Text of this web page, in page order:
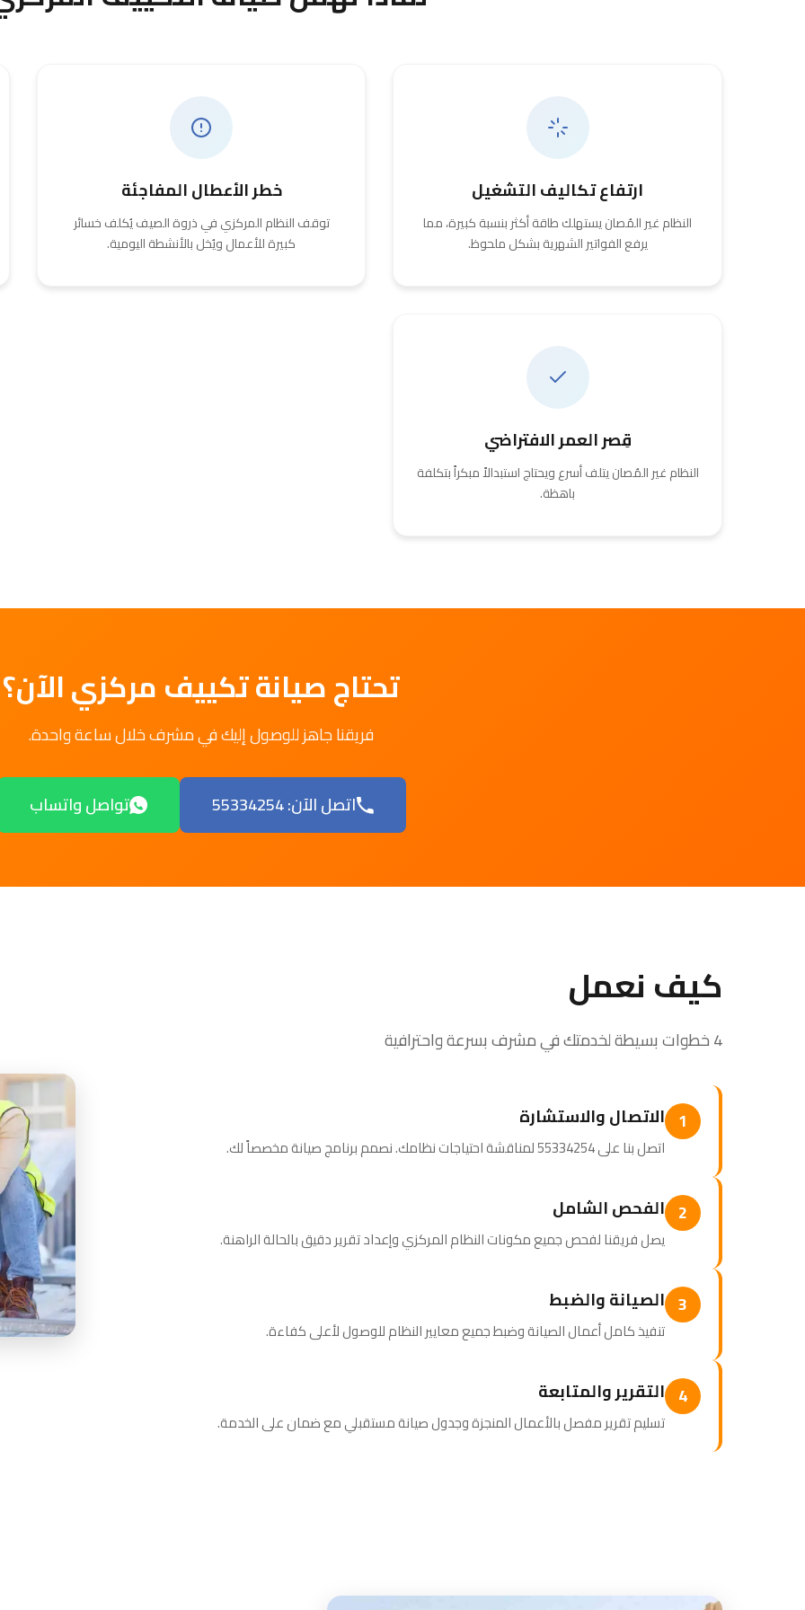
ارتفاع تكاليف التشغيل
النظام غير المُصان يستهلك طاقة أكثر بنسبة كبيرة، مما
يرفع الفواتير الشهرية بشكل ملحوظ.
خطر الأعطال المفاجئة
توقف النظام المركزي في ذروة الصيف يُكلف خسائر
كبيرة للأعمال ويُخل بالأنشطة اليومية.
قِصر العمر الافتراضي
النظام غير المُصان يتلف أسرع ويحتاج استبدالاً مبكراً بتكلفة
باهظة.
تحتاج صيانة تكييف مركزي الآن؟
فريقنا جاهز للوصول إليك في مشرف خلال ساعة واحدة.
اتصل الآن: 55334254 تواصل واتساب
كيف نعمل
4 خطوات بسيطة لخدمتك في مشرف بسرعة واحترافية
1 الاتصال والاستشارة
اتصل بنا على 55334254 لمناقشة احتياجات نظامك. نصمم برنامج صيانة مخصصاً لك.
2 الفحص الشامل
يصل فريقنا لفحص جميع مكونات النظام المركزي وإعداد تقرير دقيق بالحالة الراهنة.
3 الصيانة والضبط
تنفيذ كامل أعمال الصيانة وضبط جميع معايير النظام للوصول لأعلى كفاءة.
4 التقرير والمتابعة
تسليم تقرير مفصل بالأعمال المنجزة وجدول صيانة مستقبلي مع ضمان على الخدمة.